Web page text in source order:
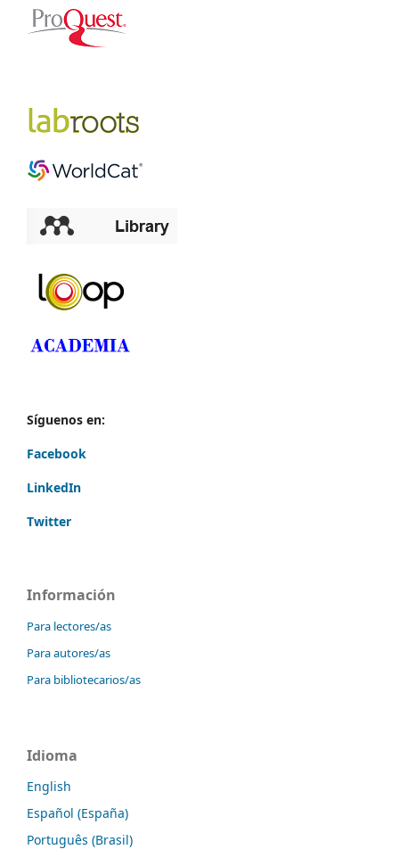
Síguenos en:
Facebook
LinkedIn
Twitter
Información
Para lectores/as
Para autores/as
Para bibliotecarios/as
Idioma
English
Español (España)
Português (Brasil)